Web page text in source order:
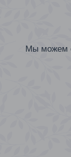
Мы можем